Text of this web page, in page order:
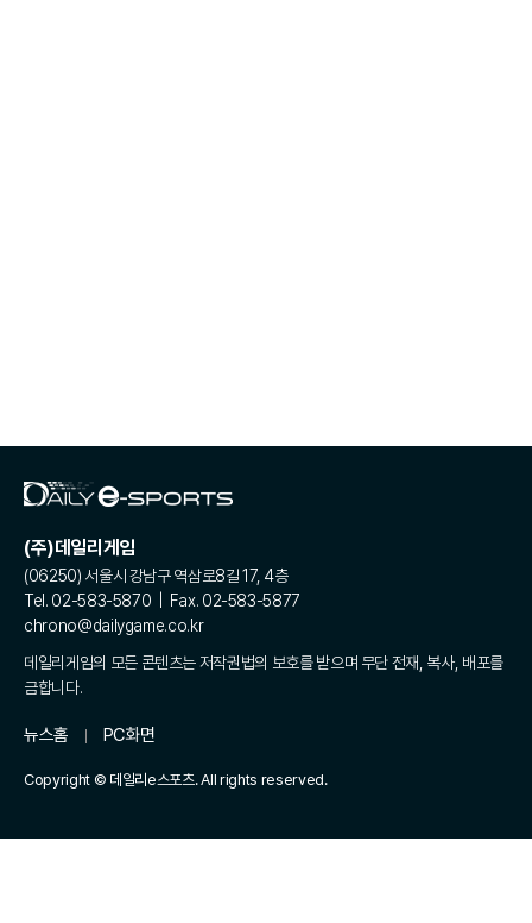
(주)데일리게임
(06250) 서울시 강남구 역삼로8길 17, 4층
Tel. 02-583-5870 | Fax. 02-583-5877
chrono@dailygame.co.kr
데일리게임의 모든 콘텐츠는 저작권법의 보호를 받으며 무단 전재, 복사, 배포를
금합니다.
뉴스홈 PC화면
Copyright © 데일리e스포츠. All rights reserved.